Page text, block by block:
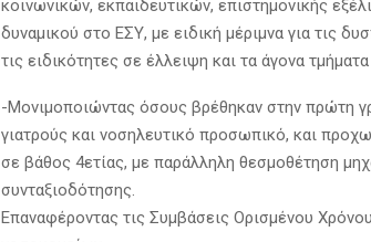
κοινωνικών, εκπαιδευτικών, επιστημονικής
δυναμικού στο ΕΣΥ, με ειδική μέριμνα για τις
τις ειδικότητες σε έλλειψη και τα άγονα
-Μονιμοποιώντας όσους βρέθηκαν στην πρώτη
γιατρούς και νοσηλευτικό προσωπικό, και
σε βάθος 4ετίας, με παράλληλη θεσμοθέτηση
συνταξιοδότησης.
Επαναφέροντας τις Συμβάσεις Ορισμένου